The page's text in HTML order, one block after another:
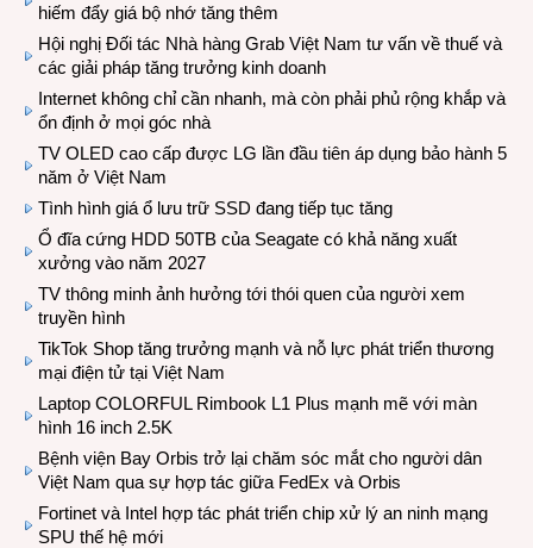
hiếm đẩy giá bộ nhớ tăng thêm
Hội nghị Đối tác Nhà hàng Grab Việt Nam tư vấn về thuế và
các giải pháp tăng trưởng kinh doanh
Internet không chỉ cần nhanh, mà còn phải phủ rộng khắp và
ổn định ở mọi góc nhà
TV OLED cao cấp được LG lần đầu tiên áp dụng bảo hành 5
năm ở Việt Nam
Tình hình giá ổ lưu trữ SSD đang tiếp tục tăng
Ổ đĩa cứng HDD 50TB của Seagate có khả năng xuất
xưởng vào năm 2027
TV thông minh ảnh hưởng tới thói quen của người xem
truyền hình
TikTok Shop tăng trưởng mạnh và nỗ lực phát triển thương
mại điện tử tại Việt Nam
Laptop COLORFUL Rimbook L1 Plus mạnh mẽ với màn
hình 16 inch 2.5K
Bệnh viện Bay Orbis trở lại chăm sóc mắt cho người dân
Việt Nam qua sự hợp tác giữa FedEx và Orbis
Fortinet và Intel hợp tác phát triển chip xử lý an ninh mạng
SPU thế hệ mới